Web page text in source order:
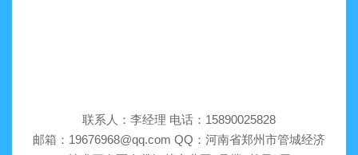
联系人：李经理 电话：15890025828
邮箱：19676968@qq.com QQ：河南省郑州市管城经济